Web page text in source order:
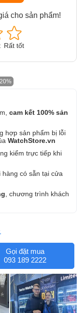
cho sản phẩm!
Rất tốt
cam kết 100% sản
hợp sản phẩm bị lỗi
WatchStore.vn
kiểm trực tiếp khi
có sẵn tại cửa
, chương trình khách
Gọi đặt mua
093 189 2222